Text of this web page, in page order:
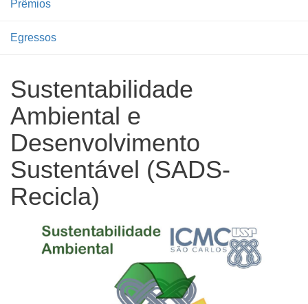
Prêmios
Egressos
Sustentabilidade
Ambiental e
Desenvolvimento
Sustentável (SADS-
Recicla)